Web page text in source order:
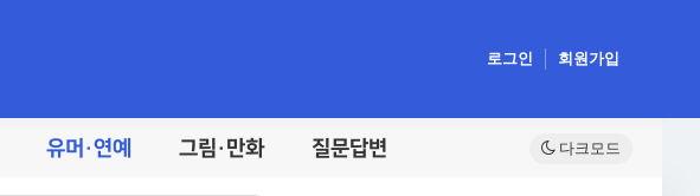
로그인 회원가입
유머·연예 그림·만화 질문답변